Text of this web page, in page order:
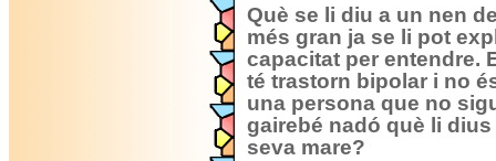
Què se li diu a un nen
més gran ja se li pot
capacitat per entendre.
té trastorn bipolar i no
una persona que no
gairebé nadó què li
seva mare?